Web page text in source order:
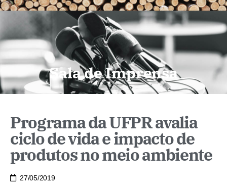
Sala de Imprensa
Programa da UFPR avalia
ciclo de vida e impacto de
produtos no meio ambiente
27/05/2019